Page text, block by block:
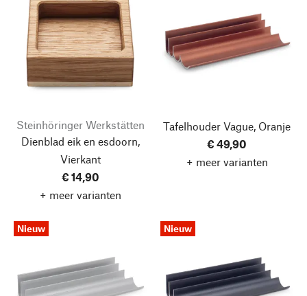
Steinhöringer Werkstätten
Dienblad eik en esdoorn,
Vierkant
€ 14,90
+ meer varianten
Tafelhouder Vague, Oranje
€ 49,90
+ meer varianten
Nieuw Nieuw